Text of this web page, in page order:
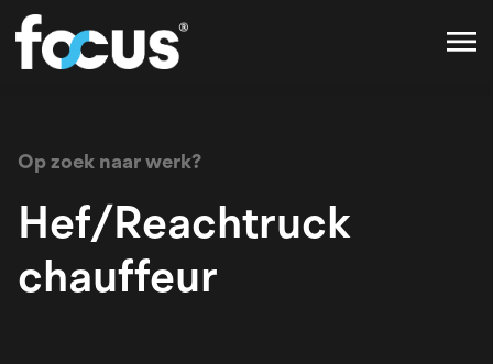
Op zoek naar werk?
Hef/Reachtruck
chauffeur